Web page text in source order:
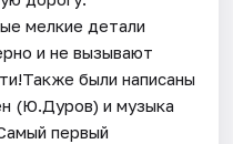
мелкие детали
и не вызывают
были написаны
(Ю.Дуров) и музыка
первый